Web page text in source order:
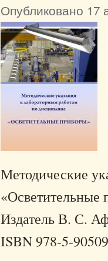
Опубликовано 17
Методические
Издатель В. С.
ISBN 978-5-